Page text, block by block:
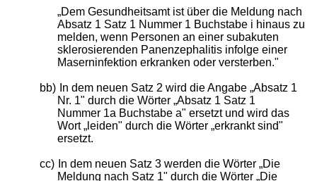
„Dem Gesundheitsamt ist über die Meldung nach
Absatz 1 Satz 1 Nummer 1 Buchstabe i hinaus zu
melden, wenn Personen an einer subakuten
sklerosierenden Panenzephalitis infolge einer
Maserninfektion erkranken oder versterben."
bb)
In dem neuen Satz 2 wird die Angabe „Absatz 1
Nr. 1" durch die Wörter „Absatz 1 Satz 1
Nummer 1a Buchstabe a" ersetzt und wird das
Wort „leiden" durch die Wörter „erkrankt sind"
ersetzt.
cc)
In dem neuen Satz 3 werden die Wörter „Die
Meldung nach Satz 1" durch die Wörter „Die